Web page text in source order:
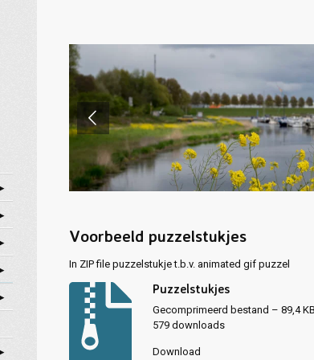
Voorbeeld puzzelstukjes
In ZIP file puzzelstukje t.b.v. animated gif puzzel
Puzzelstukjes
Gecomprimeerd bestand – 89,4
579 downloads
Download